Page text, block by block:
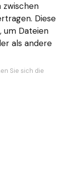
zwischen
Diese
um Dateien
als andere
Sie sich die